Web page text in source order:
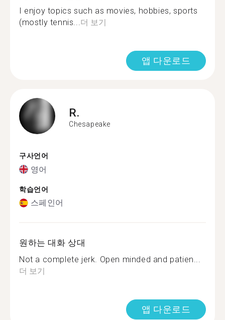
I enjoy topics such as movies, hobbies, sports
(mostly tennis...더 보기
앱 다운로드
R.
Chesapeake
구사언어
영어
학습언어
스페인어
원하는 대화 상대
Not a complete jerk. Open minded and patien...
더 보기
앱 다운로드